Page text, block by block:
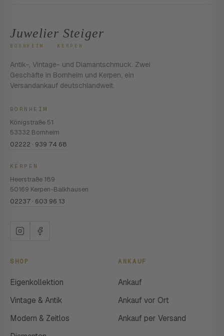
Juwelier Steiger
BORNHEIM · KERPEN
Antik-, Vintage- und Diamantschmuck. Zwei
Geschäfte in Bornheim und Kerpen, ein
Versandankauf deutschlandweit.
BORNHEIM
Königstraße 51
53332 Bornheim
02222 · 939 74 68
KERPEN
Heerstraße 189
50169 Kerpen-Balkhausen
02237 · 603 96 13
SHOP
Eigenkollektion
Vintage & Antik
Modern & Zeitlos
ANKAUF
Ankauf
Ankauf vor Ort
Ankauf per Versand